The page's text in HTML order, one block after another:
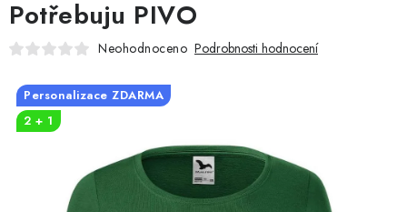
PRO PÁRY
VLASTNÍ MOTIV
Potřebuju PIVO
Neohodnoceno Podrobnosti hodnocení
Personalizace ZDARMA
2 + 1